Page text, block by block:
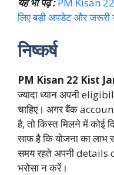
यह भी पढ़े : PM Kisan
लिए बड़ी अपडेट और जरूरी
निष्कर्ष
PM Kisan 22 Kist
ज्यादा ध्यान अपनी
चाहिए। अगर बैंक
है, तो किस्त मिलने में कोई
साफ है कि योजना का
समय रहते अपनी details
भरोसा न करें।